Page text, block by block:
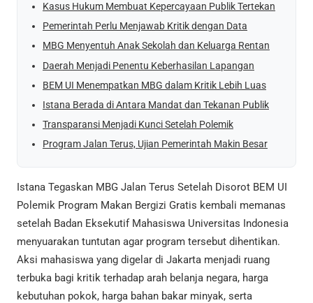
Kasus Hukum Membuat Kepercayaan Publik Tertekan
Pemerintah Perlu Menjawab Kritik dengan Data
MBG Menyentuh Anak Sekolah dan Keluarga Rentan
Daerah Menjadi Penentu Keberhasilan Lapangan
BEM UI Menempatkan MBG dalam Kritik Lebih Luas
Istana Berada di Antara Mandat dan Tekanan Publik
Transparansi Menjadi Kunci Setelah Polemik
Program Jalan Terus, Ujian Pemerintah Makin Besar
Istana Tegaskan MBG Jalan Terus Setelah Disorot BEM UI
Polemik Program Makan Bergizi Gratis kembali memanas
setelah Badan Eksekutif Mahasiswa Universitas Indonesia
menyuarakan tuntutan agar program tersebut dihentikan.
Aksi mahasiswa yang digelar di Jakarta menjadi ruang
terbuka bagi kritik terhadap arah belanja negara, harga
kebutuhan pokok, harga bahan bakar minyak, serta